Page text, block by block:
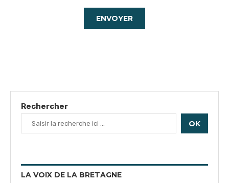
Rechercher
OK
LA VOIX DE LA BRETAGNE